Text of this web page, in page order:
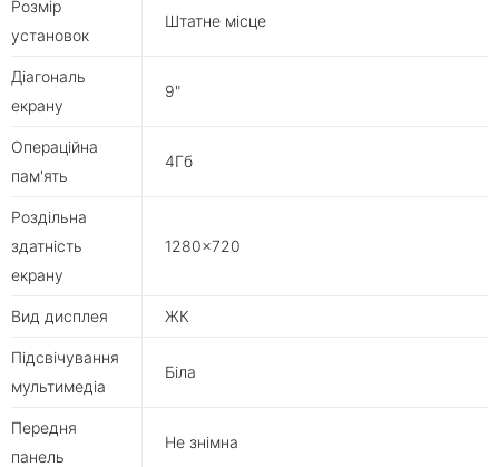
Розмір
установок
Штатне місце
Діагональ
екрану
9"
Операційна
пам'ять
4Гб
Роздільна
здатність
екрану
1280×720
Вид дисплея ЖК
Підсвічування
мультимедіа
Біла
Передня
панель
Не знімна